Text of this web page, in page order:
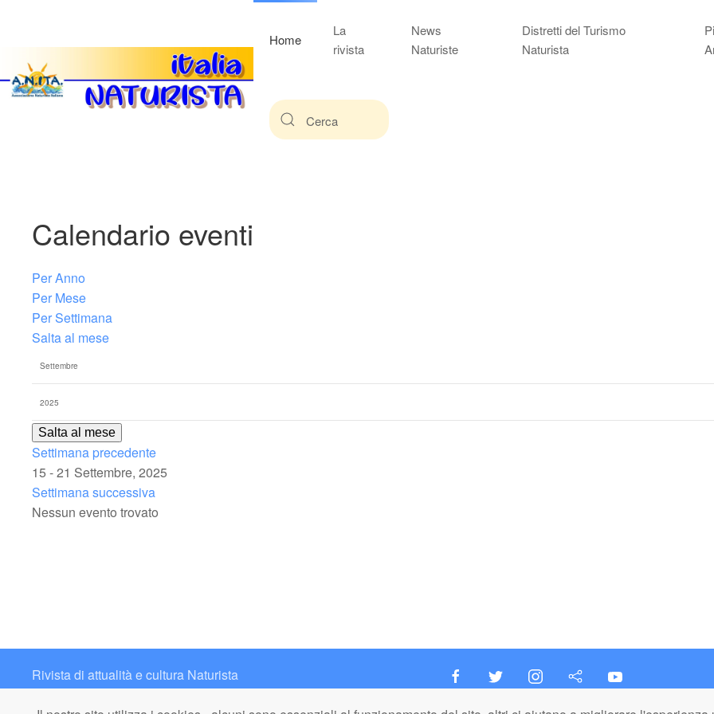
Home
La
rivista
News
Naturiste
Distretti del Turismo
Naturista
Calendario eventi
Per Anno
Per Mese
Per Settimana
Salta al mese
Salta al mese
Settimana precedente
15 - 21 Settembre, 2025
Settimana successiva
Nessun evento trovato
Rivista di attualità e cultura Naturista
Contatto: redazione@italianaturista.it